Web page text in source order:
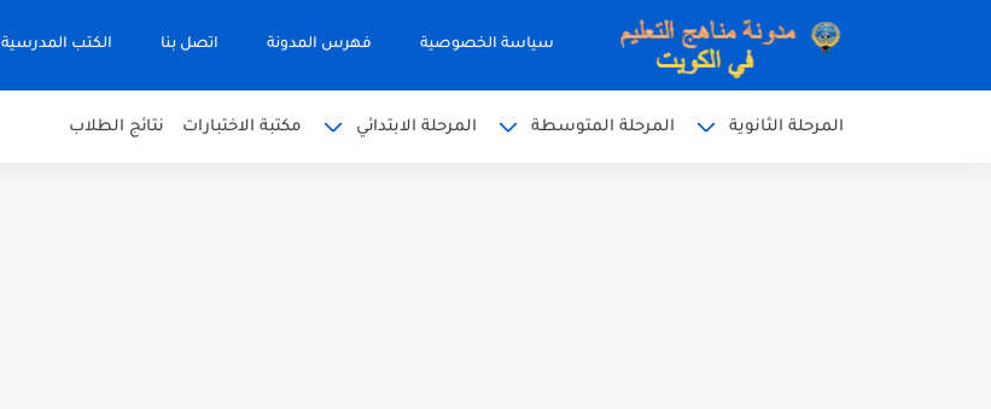
سياسة الخصوصية فهرس المدونة اتصل بنا الكتب المدرسية
المرحلة الثانوية المرحلة المتوسطة المرحلة الابتدائي مكتبة الاختبارات نتائج الطلاب